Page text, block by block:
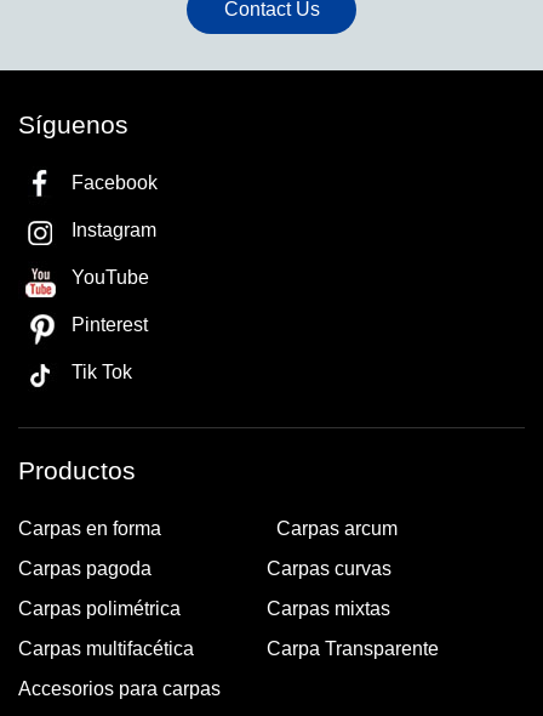
Contact Us
Síguenos
Facebook
Instagram
YouTube
Pinterest
Tik Tok
Productos
Carpas en forma
Carpas arcum
Carpas pagoda
Carpas curvas
Carpas polimétrica
Carpas mixtas
Carpas multifacética
Carpa Transparente
Accesorios para carpas